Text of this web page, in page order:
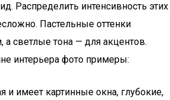
Распределить интенсивность этих
Пастельные оттенки
а светлые тона — для акцентов.
интерьера фото примеры:
и имеет картинные окна, глубокие,